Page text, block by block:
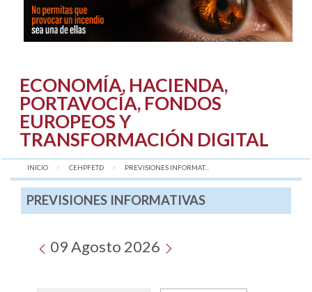
ECONOMÍA, HACIENDA,
PORTAVOCÍA, FONDOS
EUROPEOS Y
TRANSFORMACIÓN DIGITAL
INICIO CEHPFETD AQUÍ:
PREVISIONES INFORMAT...
PREVISIONES INFORMATIVAS
09 Agosto 2026